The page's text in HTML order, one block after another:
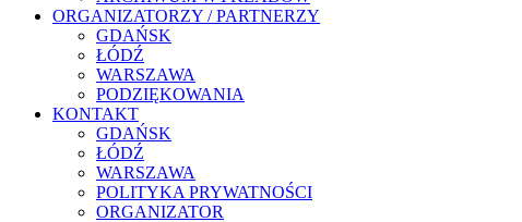
ORGANIZATORZY / PARTNERZY
GDAŃSK
ŁÓDŹ
WARSZAWA
PODZIĘKOWANIA
KONTAKT
GDAŃSK
ŁÓDŹ
WARSZAWA
POLITYKA PRYWATNOŚCI
ORGANIZATOR